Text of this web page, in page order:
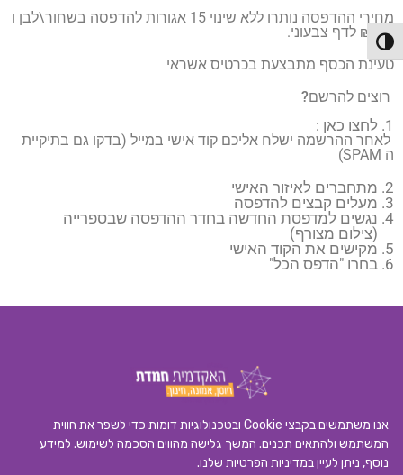
הפעל/כבה ניגודיות גבוהה
מחירי ההדפסה נותרו ללא שינוי 15 אגורות להדפסה בשחור\לבן ו
1.5 ₪ לדף צבעוני.
טעינת הכסף מתבצעת בכרטיס אשראי
רוצים להרשם?
לחצו כאן :
לאחר ההרשמה ישלח אליכם קוד אישי במייל (בדקו גם בתיקיית
ה SPAM
)
מתחברים לאיזור האישי
מעלים קבצים להדפסה
נגשים למדפסת החדשה בחדר ההדפסה שבספרייה
(צילום מצורף)
מקישים את הקוד האישי
בחרו "הדפס הכל"
אנו משתמשים בקבצי Cookie ובטכנולוגיות דומות כדי לשפר את חווית
המשתמש ולהתאים תכנים. המשך גלישה מהווים הסכמה לשימוש. למידע
נוסף, ניתן לעיין במדיניות הפרטיות שלנו.